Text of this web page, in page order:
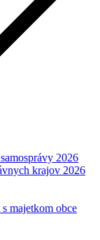
2026
krajov 2026
majetkom obce